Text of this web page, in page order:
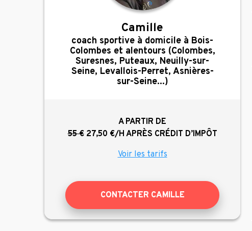
Camille
coach sportive à domicile à Bois-
Colombes et alentours (Colombes,
Suresnes, Puteaux, Neuilly-sur-
Seine, Levallois-Perret, Asnières-
sur-Seine...)
A PARTIR DE
55 €27,50 €/H APRÈS CRÉDIT D’IMPÔT
Voir les tarifs
CONTACTER CAMILLE